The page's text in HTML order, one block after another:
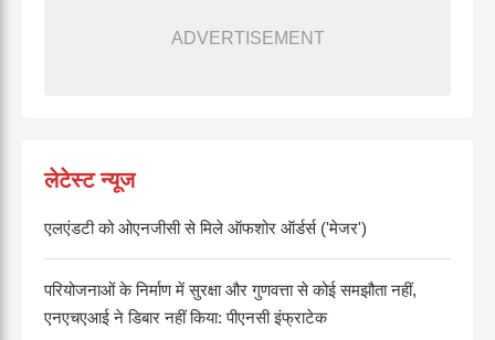
ADVERTISEMENT
लेटेस्ट न्यूज
एलएंडटी को ओएनजीसी से मिले ऑफशोर ऑर्डर्स ('मेजर')
परियोजनाओं के निर्माण में सुरक्षा और गुणवत्ता से कोई समझौता नहीं,
एनएचएआई ने डिबार नहीं किया: पीएनसी इंफ्राटेक